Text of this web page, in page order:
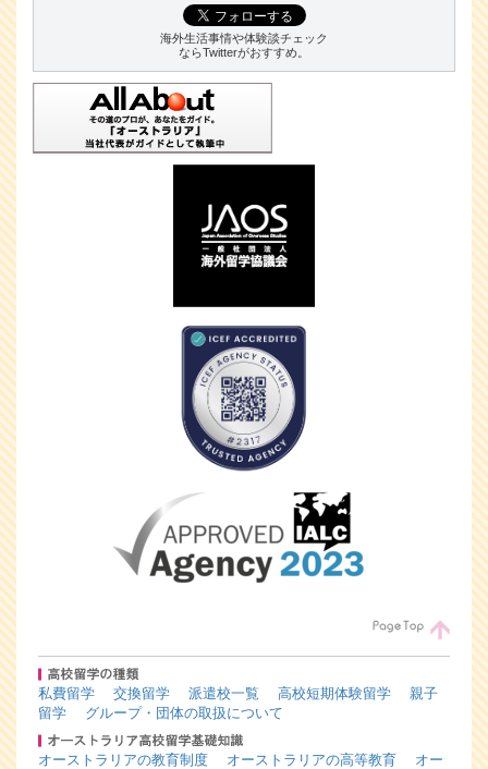
海外生活事情や体験談チェック
ならTwitterがおすすめ。
私費留学 交換留学 派遣校一覧 高校短期体験留学
親子
留学
グループ・団体の取扱について
オーストラリアの教育制度 オーストラリアの高等教育
オー